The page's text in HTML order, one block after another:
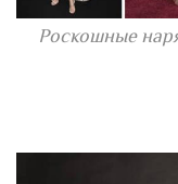
Роскошные